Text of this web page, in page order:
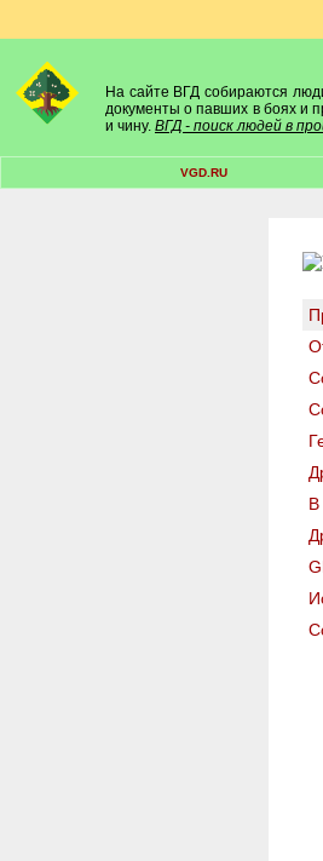
На сайте ВГД собираются
документы о павших в боях и
и чину. ВГД - поиск людей в
VGD.RU
В